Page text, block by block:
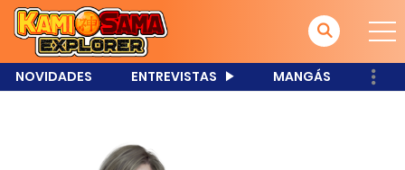
NOVIDADES ENTREVISTAS MANGÁS